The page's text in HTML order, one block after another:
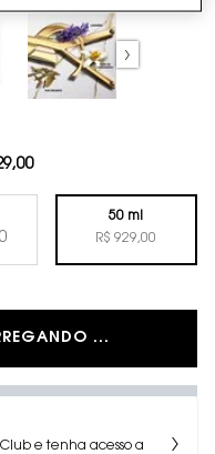
Selected
50 ml
R$ 929,00
, 3 of 3
...
e tenha acesso a